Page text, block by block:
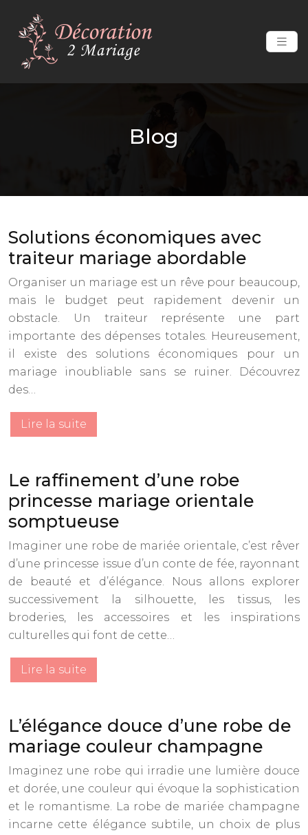
Blog
Solutions économiques avec
traiteur mariage abordable
Organiser un mariage est un rêve pour beaucoup,
mais le budget peut rapidement devenir un
obstacle. Un traiteur représente une part
importante des dépenses totales. Heureusement,
il existe des solutions économiques pour un
mariage inoubliable sans se ruiner. Découvrez
des…
Lire la suite
Le raffinement d’une robe
princesse mariage orientale
somptueuse
Imaginer une robe de mariée orientale, c’est rêver
d’une princesse issue d’un conte de fée, rayonnant
de beauté et d’élégance. Nous allons explorer
successivement la silhouette, les tissus, les
broderies, les accessoires et les inspirations
culturelles qui font de cette…
Lire la suite
L’élégance douce d’une robe de
mariage couleur champagne
Imaginez une robe qui irradie une lumière douce
et dorée, une couleur qui évoque la sophistication
et le romantisme. La robe de mariée champagne
incarne cette élégance subtile, un choix de plus